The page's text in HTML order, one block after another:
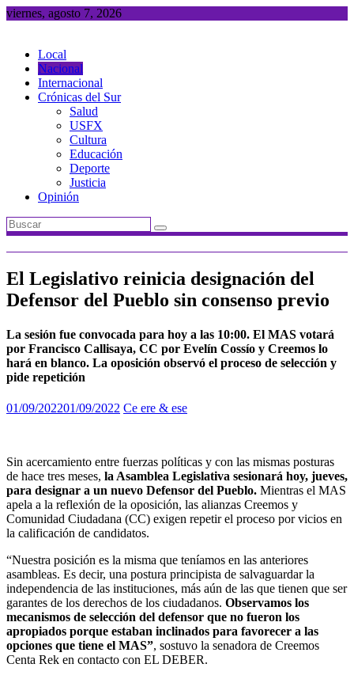
Saltar
viernes, agosto 7, 2026
Local
Nacional
Internacional
Crónicas del Sur
Salud
USFX
Cultura
Educación
Deporte
Justicia
Opinión
El Legislativo reinicia designación del
Defensor del Pueblo sin consenso previo
La sesión fue convocada para hoy a las 10:00. El MAS votará
por Francisco Callisaya, CC por Evelín Cossío y Creemos lo
hará en blanco. La oposición observó el proceso de selección y
pide repetición
01/09/202201/09/2022 Ce ere & ese
Sin acercamiento entre fuerzas políticas y con las mismas posturas
de hace tres meses, la Asamblea Legislativa sesionará hoy, jueves,
para designar a un nuevo Defensor del Pueblo. Mientras el MAS
apela a la reflexión de la oposición, las alianzas Creemos y
Comunidad Ciudadana (CC) exigen repetir el proceso por vicios en
la calificación de candidatos.
“Nuestra posición es la misma que teníamos en las anteriores
asambleas. Es decir, una postura principista de salvaguardar la
independencia de las instituciones, más aún de las que tienen que ser
garantes de los derechos de los ciudadanos. Observamos los
mecanismos de selección del defensor que no fueron los
apropiados porque estaban inclinados para favorecer a las
opciones que tiene el MAS”, sostuvo la senadora de Creemos
Centa Rek en contacto con EL DEBER.